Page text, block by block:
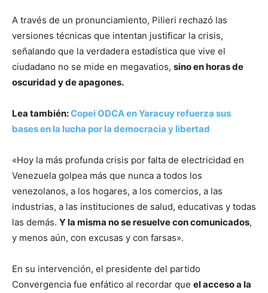
A través de un pronunciamiento, Pilieri rechazó las
versiones técnicas que intentan justificar la crisis,
señalando que la verdadera estadística que vive el
ciudadano no se mide en megavatios, sino en horas de
oscuridad y de apagones.
Lea también:Copei ODCA en Yaracuy refuerza sus
bases en la lucha por la democracia y libertad
«Hoy la más profunda crisis por falta de electricidad en
Venezuela golpea más que nunca a todos los
venezolanos, a los hogares, a los comercios, a las
industrias, a las instituciones de salud, educativas y todas
las demás. Y la misma no se resuelve con comunicados,
y menos aún, con excusas y con farsas».
En su intervención, el presidente del partido
Convergencia fue enfático al recordar que el acceso a la